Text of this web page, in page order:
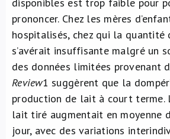
prononcer. Chez les mères
hospitalisés, chez qui la
s’avérait insuffisante malgré un
des données limitées provenant
Review1 suggèrent que la
production de lait à court terme.
lait tiré augmentait en moyenne
jour, avec des variations